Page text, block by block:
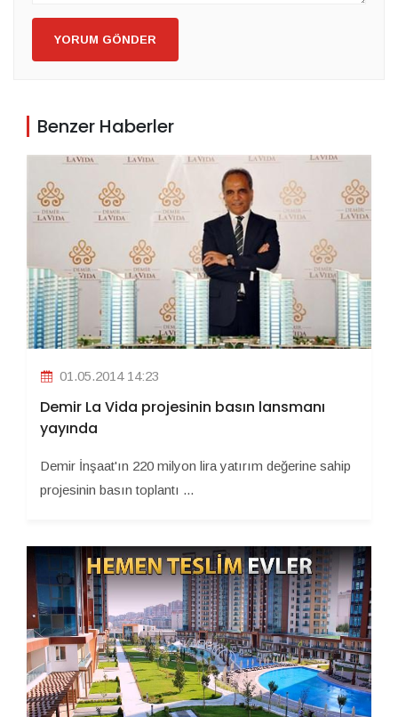
YORUM GÖNDER
Benzer Haberler
01.05.2014 14:23
Demir La Vida projesinin basın lansmanı
yayında
Demir İnşaat'ın 220 milyon lira yatırım değerine sahip
projesinin basın toplantı ...